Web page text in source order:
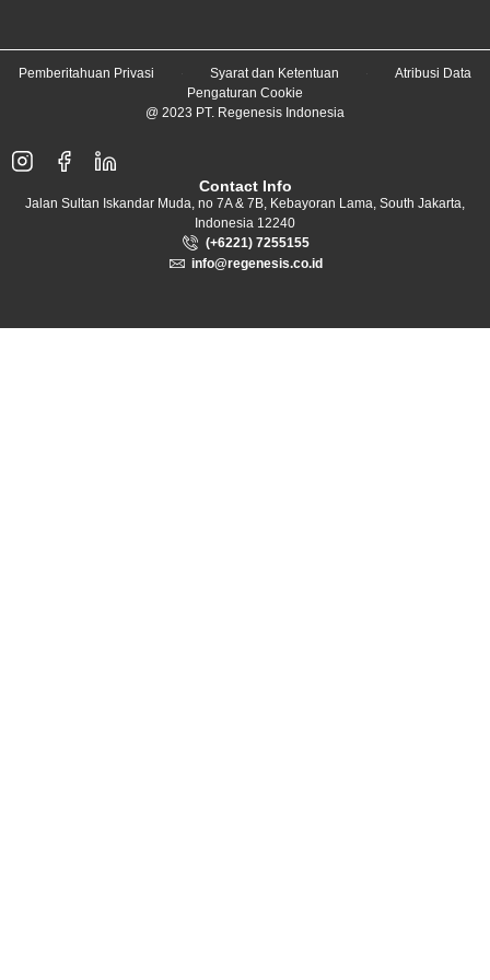
Pemberitahuan Privasi Syarat dan Ketentuan
Atribusi Data
Pengaturan Cookie
@ 2023 PT. Regenesis Indonesia
Contact Info
Jalan Sultan Iskandar Muda, no 7A & 7B, Kebayoran Lama, South Jakarta,
Indonesia 12240
(+6221) 7255155
info@regenesis.co.id